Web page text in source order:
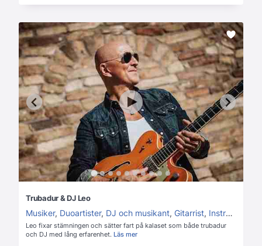
Trubadur & DJ Leo
Musiker, Duoartister, DJ och musikant, Gitarrist, Instrumental
Leo fixar stämningen och sätter fart på kalaset som både trubadur
och DJ med lång erfarenhet. Läs mer